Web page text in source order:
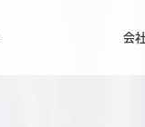
会